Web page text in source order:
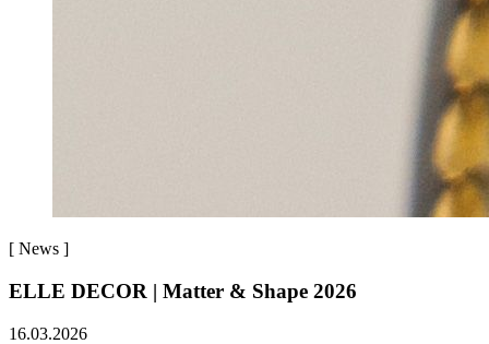
[ News ]
ELLE DECOR | Matter & Shape 2026
16.03.2026